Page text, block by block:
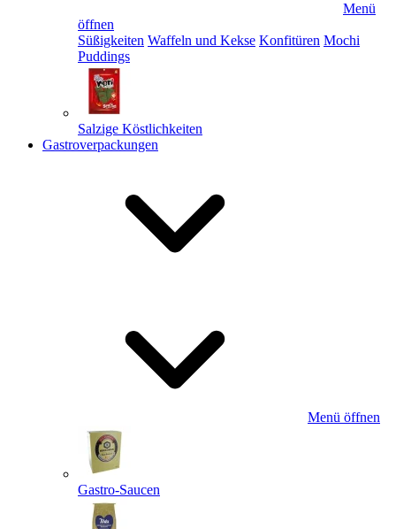
Menü
öffnen
Süßigkeiten Waffeln und Kekse Konfitüren Mochi
Puddings
Salzige Köstlichkeiten
Gastroverpackungen
Menü öffnen
Gastro-Saucen